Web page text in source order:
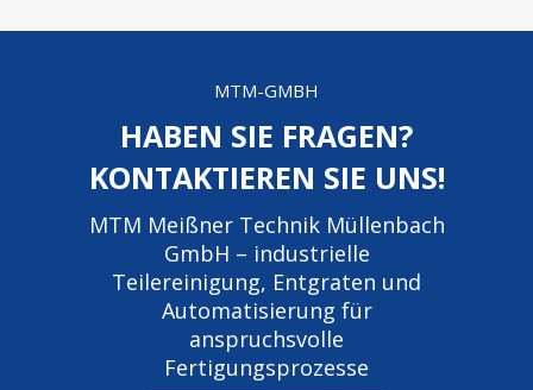
MTM-GMBH
HABEN SIE FRAGEN?
KONTAKTIEREN SIE UNS!
MTM Meißner Technik Müllenbach
GmbH – industrielle
Teilereinigung, Entgraten und
Automatisierung für
anspruchsvolle
Fertigungsprozesse